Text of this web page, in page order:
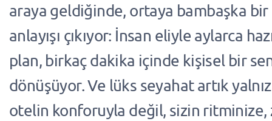
araya geldiğinde, ortaya bambaşka
anlayışı çıkıyor: İnsan eliyle aylarca
plan, birkaç dakika içinde kişisel bir
dönüşüyor. Ve lüks seyahat artık
otelin konforuyla değil, sizin ritminize,